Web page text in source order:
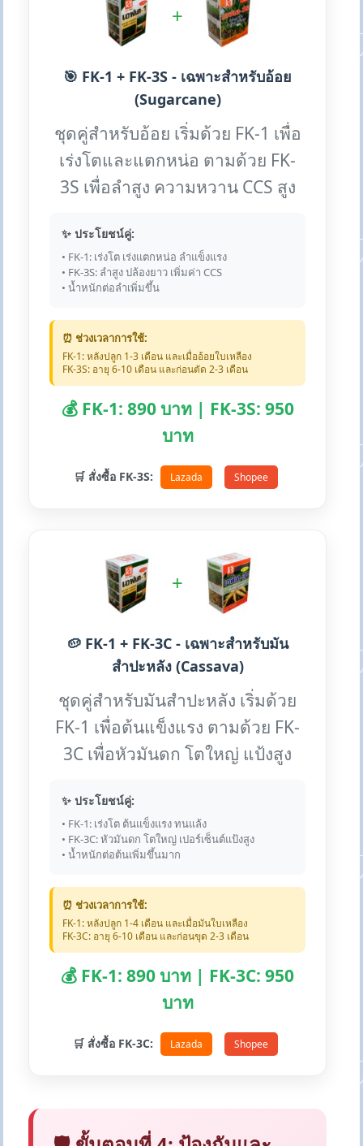
+
🎯 FK-1 + FK-3S - เฉพาะสำหรับอ้อย
(Sugarcane)
ชุดคู่สำหรับอ้อย เริ่มด้วย FK-1 เพื่อ
เร่งโตและแตกหน่อ ตามด้วย FK-
3S เพื่อลำสูง ความหวาน CCS สูง
✨ ประโยชน์คู่:
• FK-1: เร่งโต เร่งแตกหน่อ ลำแข็งแรง
• FK-3S: ลำสูง ปล้องยาว เพิ่มค่า CCS
• น้ำหนักต่อลำเพิ่มขึ้น
⏰ ช่วงเวลาการใช้:
FK-1: หลังปลูก 1-3 เดือน และเมื่ออ้อยใบเหลือง
FK-3S: อายุ 6-10 เดือน และก่อนตัด 2-3 เดือน
💰 FK-1: 890 บาท | FK-3S: 950
บาท
🛒 สั่งซื้อ FK-3S: Lazada Shopee
+
🥔 FK-1 + FK-3C - เฉพาะสำหรับมัน
สำปะหลัง (Cassava)
ชุดคู่สำหรับมันสำปะหลัง เริ่มด้วย
FK-1 เพื่อต้นแข็งแรง ตามด้วย FK-
3C เพื่อหัวมันดก โตใหญ่ แป้งสูง
✨ ประโยชน์คู่:
• FK-1: เร่งโต ต้นแข็งแรง ทนแล้ง
• FK-3C: หัวมันดก โตใหญ่ เปอร์เซ็นต์แป้งสูง
• น้ำหนักต่อต้นเพิ่มขึ้นมาก
⏰ ช่วงเวลาการใช้:
FK-1: หลังปลูก 1-4 เดือน และเมื่อมันใบเหลือง
FK-3C: อายุ 6-10 เดือน และก่อนขุด 2-3 เดือน
💰 FK-1: 890 บาท | FK-3C: 950
บาท
🛒 สั่งซื้อ FK-3C: Lazada Shopee